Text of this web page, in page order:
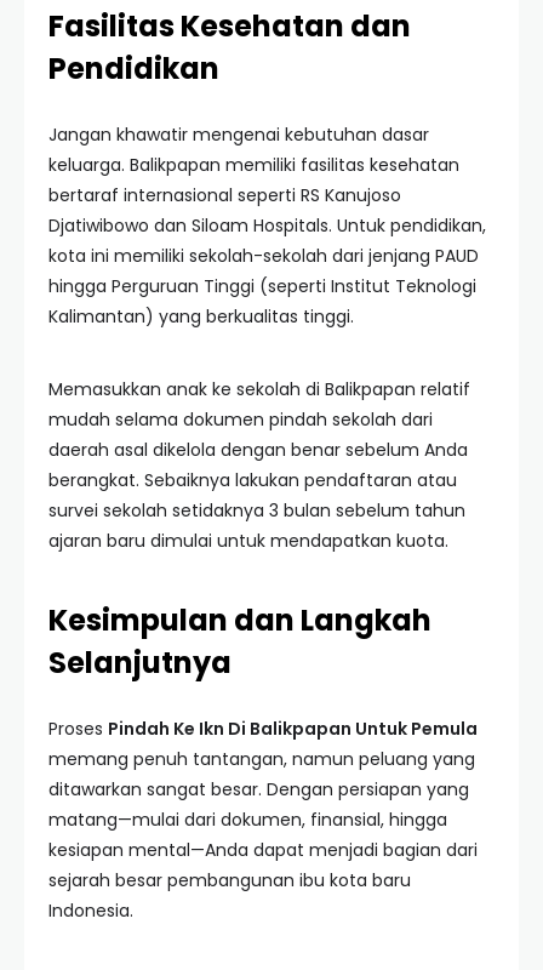
Fasilitas Kesehatan dan
Pendidikan
Jangan khawatir mengenai kebutuhan dasar
keluarga. Balikpapan memiliki fasilitas kesehatan
bertaraf internasional seperti RS Kanujoso
Djatiwibowo dan Siloam Hospitals. Untuk pendidikan,
kota ini memiliki sekolah-sekolah dari jenjang PAUD
hingga Perguruan Tinggi (seperti Institut Teknologi
Kalimantan) yang berkualitas tinggi.
Memasukkan anak ke sekolah di Balikpapan relatif
mudah selama dokumen pindah sekolah dari
daerah asal dikelola dengan benar sebelum Anda
berangkat. Sebaiknya lakukan pendaftaran atau
survei sekolah setidaknya 3 bulan sebelum tahun
ajaran baru dimulai untuk mendapatkan kuota.
Kesimpulan dan Langkah
Selanjutnya
Proses Pindah Ke Ikn Di Balikpapan Untuk Pemula
memang penuh tantangan, namun peluang yang
ditawarkan sangat besar. Dengan persiapan yang
matang—mulai dari dokumen, finansial, hingga
kesiapan mental—Anda dapat menjadi bagian dari
sejarah besar pembangunan ibu kota baru
Indonesia.